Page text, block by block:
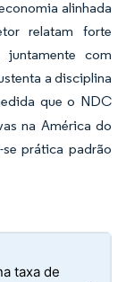
alinhada
relatam forte
com
a disciplina
que o NDC
na América do
prática padrão
taxa de